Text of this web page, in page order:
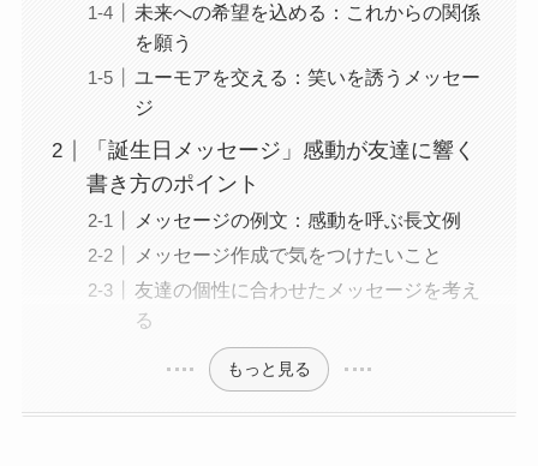
未来への希望を込める：これからの関係
を願う
ユーモアを交える：笑いを誘うメッセー
ジ
「誕生日メッセージ」感動が友達に響く
書き方のポイント
メッセージの例文：感動を呼ぶ長文例
メッセージ作成で気をつけたいこと
友達の個性に合わせたメッセージを考え
る
もっと見る